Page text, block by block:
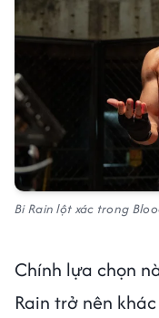
Bi Rain lột xác trong
Chính lựa chọn
Rain trở nên